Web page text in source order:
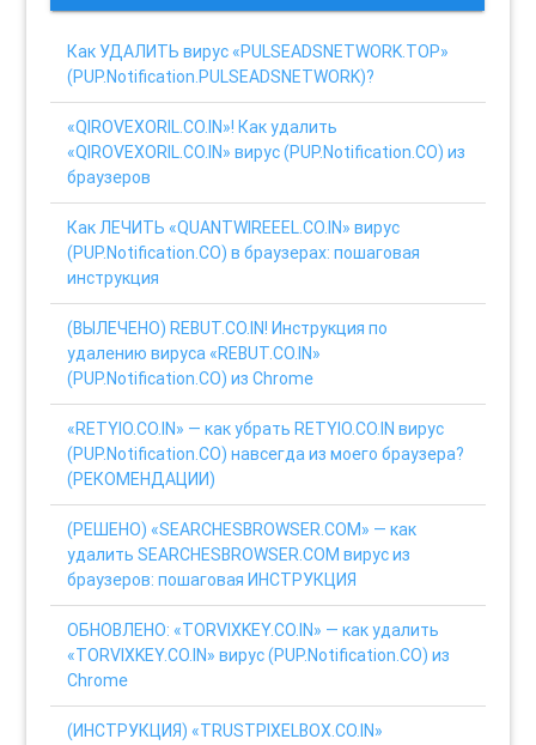
Как УДАЛИТЬ вирус «PULSEADSNETWORK.TOP»
(PUP.Notification.PULSEADSNETWORK)?
«QIROVEXORIL.CO.IN»! Как удалить
«QIROVEXORIL.CO.IN» вирус (PUP.Notification.CO) из
браузеров
Как ЛЕЧИТЬ «QUANTWIREEEL.CO.IN» вирус
(PUP.Notification.CO) в браузерах: пошаговая
инструкция
(ВЫЛЕЧЕНО) REBUT.CO.IN! Инструкция по
удалению вируса «REBUT.CO.IN»
(PUP.Notification.CO) из Chrome
«RETYIO.CO.IN» — как убрать RETYIO.CO.IN вирус
(PUP.Notification.CO) навсегда из моего браузера?
(РЕКОМЕНДАЦИИ)
(РЕШЕНО) «SEARCHESBROWSER.COM» — как
удалить SEARCHESBROWSER.COM вирус из
браузеров: пошаговая ИНСТРУКЦИЯ
ОБНОВЛЕНО: «TORVIXKEY.CO.IN» — как удалить
«TORVIXKEY.CO.IN» вирус (PUP.Notification.CO) из
Chrome
(ИНСТРУКЦИЯ) «TRUSTPIXELBOX.CO.IN»